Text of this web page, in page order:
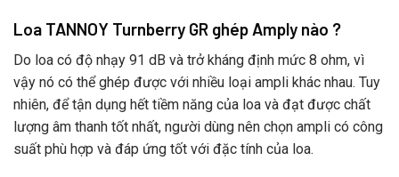
Loa TANNOY Turnberry GR ghép Amply nào ?
Do loa có độ nhạy 91 dB và trở kháng định mức 8 ohm, vì
vậy nó có thể ghép được với nhiều loại ampli khác nhau. Tuy
nhiên, để tận dụng hết tiềm năng của loa và đạt được chất
lượng âm thanh tốt nhất, người dùng nên chọn ampli có công
suất phù hợp và đáp ứng tốt với đặc tính của loa.